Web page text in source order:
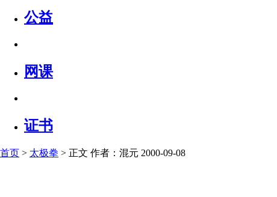
公益
网课
证书
首页 > 太极拳 > 正文 作者：混元 2000-09-08